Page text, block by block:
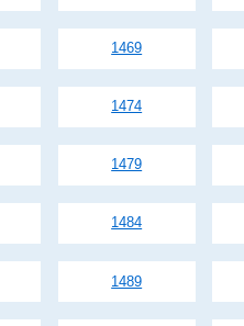
1469
1474
1479
1484
1489